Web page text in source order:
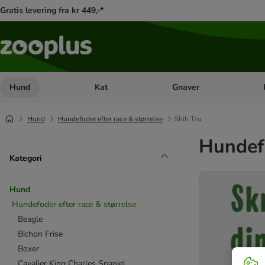
Gratis levering fra kr 449,-*
Hund Åben kategori menu: Hund
Kat Åben kategori menu: Kat
Gnaver
Hund Hundefoder efter race & størrelse Shih Tzu
Kategori
Hund
Hundefoder efter race & størrelse
Beagle
Bichon Frise
Boxer